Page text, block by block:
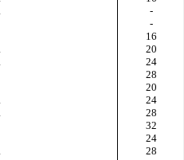
-
-
16
20
24
28
20
24
28
32
24
28